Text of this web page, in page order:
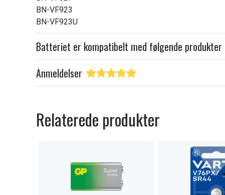
BN-VF923
BN-VF923U
Batteriet er kompatibelt med følgende produkter
Anmeldelser
Relaterede produkter